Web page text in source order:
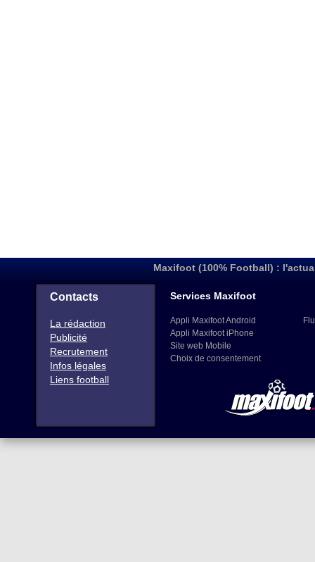
Maxifoot (100% Football) :
Contacts
La rédaction
Publicité
Recrutement
Infos légales
Liens football
Services Maxifoot
Appli Maxifoot Android
Appli Maxifoot iPhone
Site web Mobile
Choix de consentement